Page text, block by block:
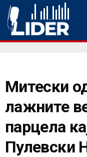
Митески
лажните
парцела
Пулевски